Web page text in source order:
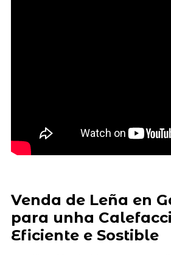
Venda de Leña en
para unha
Eficiente e Sostible